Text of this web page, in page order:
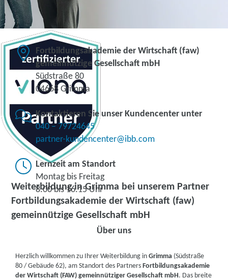
Weiterbildung in Grimma bei unserem Partner
Fortbildungsakademie der Wirtschaft (faw)
gemeinnützige Gesellschaft mbH
Fortbildungsakademie der Wirtschaft (faw)
gemeinnützige Gesellschaft mbH
Südstraße 80
04668 Grimma
Kontaktieren Sie unser Kundencenter unter
040 – 79724645
partner-kundencenter@ibb.com
Lernzeit am Standort
Montag bis Freitag
8.00 bis 16.15 Uhr
Über uns
Herzlich willkommen zu Ihrer Weiterbildung inGrimma (Südstraße
80 / Gebäude 62), am Standort des PartnersFortbildungsakademie
der Wirtschaft (FAW) gemeinnütziger Gesellschaft mbH. Das breite